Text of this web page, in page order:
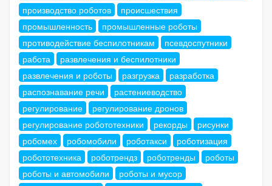
производство роботов
происшествия
промышленность
промышленные роботы
противодействие беспилотникам
псевдоспутники
работа
развлечения и беспилотники
развлечения и роботы
разгрузка
разработка
распознавание речи
растениеводство
регулирование
регулирование дронов
регулирование робототехники
рекорды
рисунки
робомех
робомобили роботакси
роботизация
робототехника
роботрендз роботренды
роботы
роботы и автомобили
роботы и мусор